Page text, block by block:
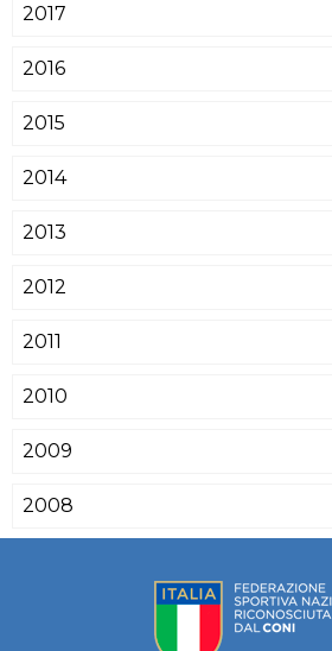
2017
2016
2015
2014
2013
2012
2011
2010
2009
2008